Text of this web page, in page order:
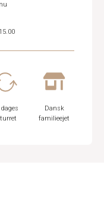
Dansk
familieejet